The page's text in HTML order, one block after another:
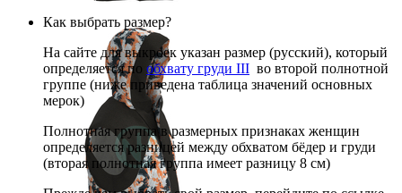
Как выбрать размер?
На сайте для выкроек указан размер (русский), который
определяется по обхвату груди III во второй полнотной
группе (ниже приведена таблица значений основных
мерок)
Полнотная группа в размерных признаках женщин
определяется разницей между обхватом бёдер и груди
(вторая полнотная группа имеет разницу 8 см)